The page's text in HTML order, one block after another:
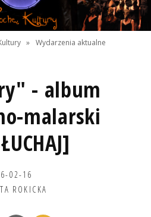
» Wydarzenia aktualne
- album
malarski
02-16
ROKICKA